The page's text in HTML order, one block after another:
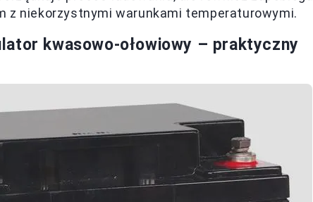
z niekorzystnymi warunkami temperaturowymi.
kwasowo-ołowiowy – praktyczny